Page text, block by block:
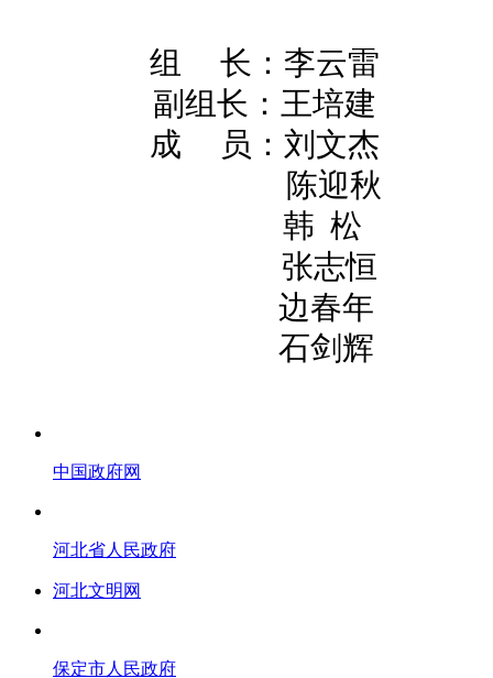
组
长：李云雷
副组长：王培建
成
员：刘文杰
陈迎秋
韩 松
张志恒
边春年
石剑辉
中国政府网
河北省人民政府
河北文明网
保定市人民政府